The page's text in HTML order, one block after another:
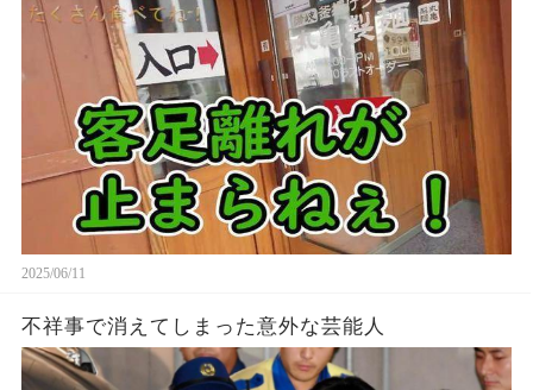
2025/06/11
不祥事で消えてしまった意外な芸能人